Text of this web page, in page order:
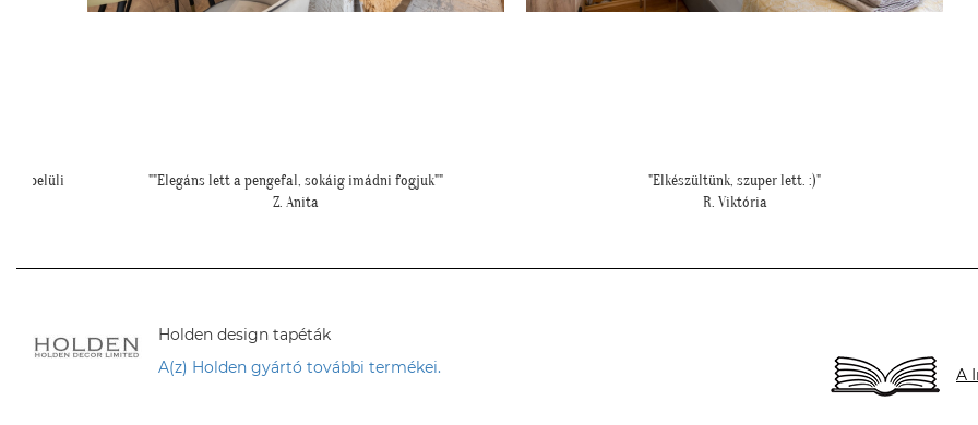
"Elkészültünk, szuper lett. :)"
R. Viktória
""Csatolok pár képet a dzsungeles sarokról!""
K. Laura
Holden design tapéták
A(z) Holden gyártó további termékei.
A